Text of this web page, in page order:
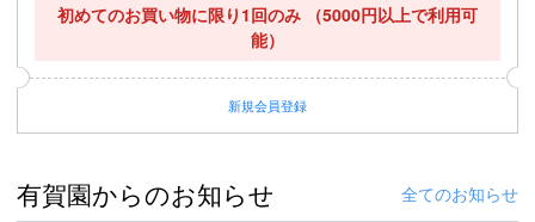
初めてのお買い物に限り1回のみ
（5000円以上で利用可
能）
新規会員登録
有賀園からのお知らせ 全てのお知らせ